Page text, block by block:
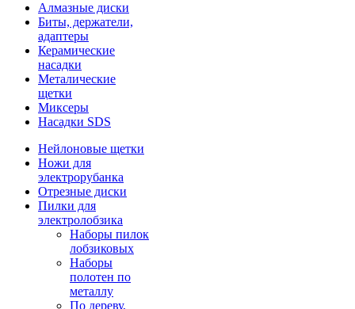
Алмазные диски
Биты, держатели,
адаптеры
Керамические
насадки
Металические
щетки
Миксеры
Насадки SDS
Нейлоновые щетки
Ножи для
электрорубанка
Отрезные диски
Пилки для
электролобзика
Наборы пилок
лобзиковых
Наборы
полотен по
металлу
По дереву,